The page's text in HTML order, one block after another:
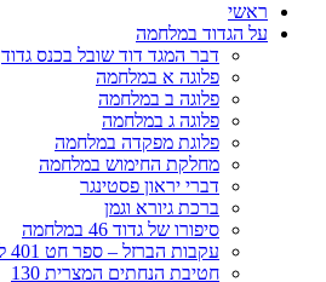
ראשי
על הגדוד במלחמה
דבר המגד דוד שובל בכנס גדוד
פלוגה א במלחמה
פלוגה ב במלחמה
פלוגה ג במלחמה
פלוגת מפקדה במלחמה
מחלקת החימוש במלחמה
דברי יראון פסטינגר
ברכת גיורא וגמן
סיפורו של גדוד 46 במלחמה
עקבות הברזל – ספר חט 401 ליום כיפור
חטיבת הנחתים המצרית 130